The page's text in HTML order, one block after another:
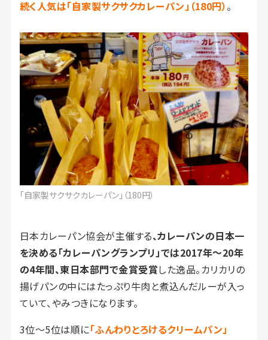
続く人気は「自家製サクサクカレーパン」（180円） 。
「自家製サクサクカレーパン」（180円）
日本カレーパン協会が主催する、カレーパンの日本一
を決める「カレーパングランプリ」では2017年〜20年
の4年間、東日本部門で金賞受賞した逸品。カリカリの
揚げパンの中にはたっぷり牛肉と煮込んだルーが入っ
ていて、やみつきになります。
3位〜5位は順に「ふんわりとろけるクリームパン」